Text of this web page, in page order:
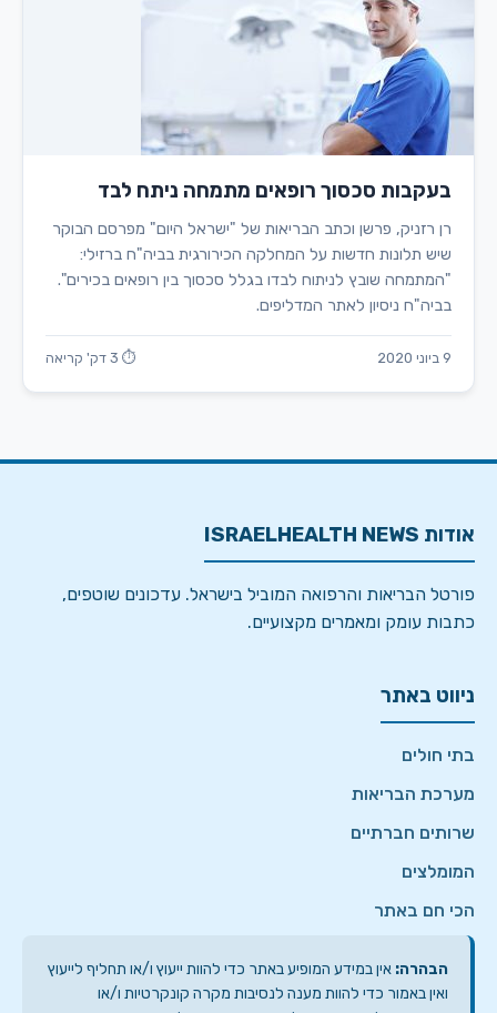
בעקבות סכסוך רופאים מתמחה ניתח לבד
רן רזניק, פרשן וכתב הבריאות של "ישראל היום" מפרסם הבוקר
שיש תלונות חדשות על המחלקה הכירורגית בביה"ח ברזילי:
"המתמחה שובץ לניתוח לבדו בגלל סכסוך בין רופאים בכירים".
בביה"ח ניסיון לאתר המדליפים.
9 ביוני 2020 ⏱ 3 דק' קריאה
אודות ISRAELHEALTH NEWS
פורטל הבריאות והרפואה המוביל בישראל. עדכונים שוטפים,
כתבות עומק ומאמרים מקצועיים.
ניווט באתר
בתי חולים
מערכת הבריאות
שרותים חברתיים
המומלצים
הכי חם באתר
הבהרה: אין במידע המופיע באתר כדי להוות ייעוץ ו/או תחליף לייעוץ
ואין באמור כדי להוות מענה לנסיבות מקרה קונקרטיות ו/או